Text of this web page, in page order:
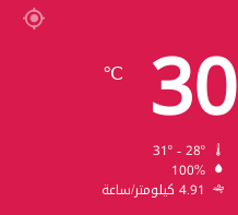
30
℃
100%
4.91 كيلومتر/ساعة